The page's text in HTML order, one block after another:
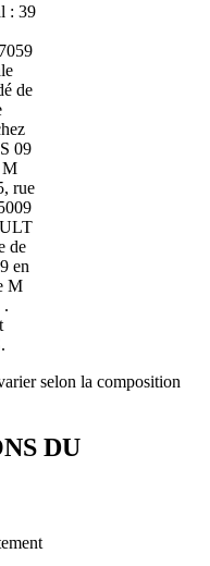
: 39
de
09
M
rue
de
en
M
.
selon la composition
DU